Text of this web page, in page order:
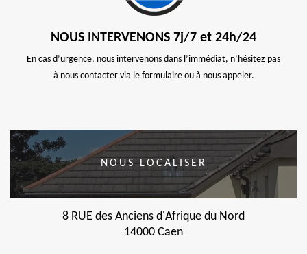
NOUS INTERVENONS 7j/7 et 24h/24
En cas d’urgence, nous intervenons dans l’immédiat, n’hésitez pas
à nous contacter via le formulaire ou à nous appeler.
NOUS LOCALISER
8 RUE des Anciens d'Afrique du Nord
14000 Caen